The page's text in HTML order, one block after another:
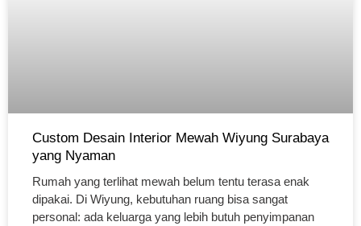
Custom Desain Interior Mewah Wiyung Surabaya
yang Nyaman
Rumah yang terlihat mewah belum tentu terasa enak
dipakai. Di Wiyung, kebutuhan ruang bisa sangat
personal: ada keluarga yang lebih butuh penyimpanan